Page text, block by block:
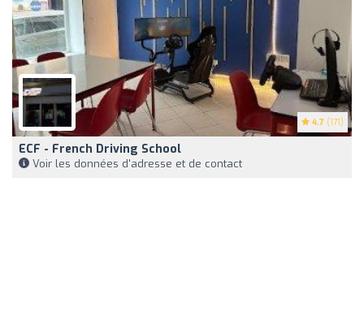
4.7 (171)
ECF - French Driving School
Voir les données d'adresse et de contact